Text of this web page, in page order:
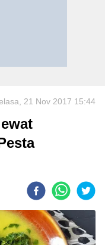
21 Nov 2017 15:44